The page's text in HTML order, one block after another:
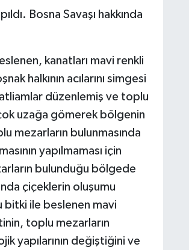
Bosna Savaşı hakkında
kanatları mavi renkli
halkının acılarını simgesi
düzenlemiş ve toplu
uzağa gömerek bölgenin
mezarların bulunmasında
yapılmaması için
bulunduğu bölgede
çiçeklerin oluşumu
bitki ile beslenen mavi
toplu mezarların
yapılarının değiştiğini ve